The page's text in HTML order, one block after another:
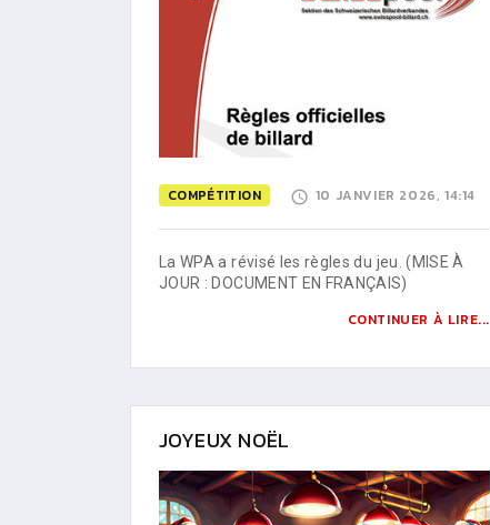
COMPÉTITION 10 JANVIER 2026, 14:14
La WPA a révisé les règles du jeu. (MISE À
JOUR : DOCUMENT EN FRANÇAIS)
CONTINUER À LIRE...
JOYEUX NOËL